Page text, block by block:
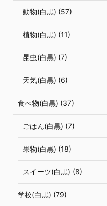
動物(白黒) (57)
植物(白黒) (11)
昆虫(白黒) (7)
天気(白黒) (6)
食べ物(白黒) (37)
ごはん(白黒) (7)
果物(白黒) (18)
スイーツ(白黒) (8)
学校(白黒) (79)